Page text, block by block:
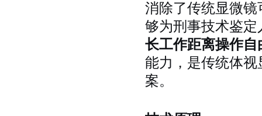
消除了传统显微
够为刑事技术鉴定
长工作距离操作
能力，是传统体
案。